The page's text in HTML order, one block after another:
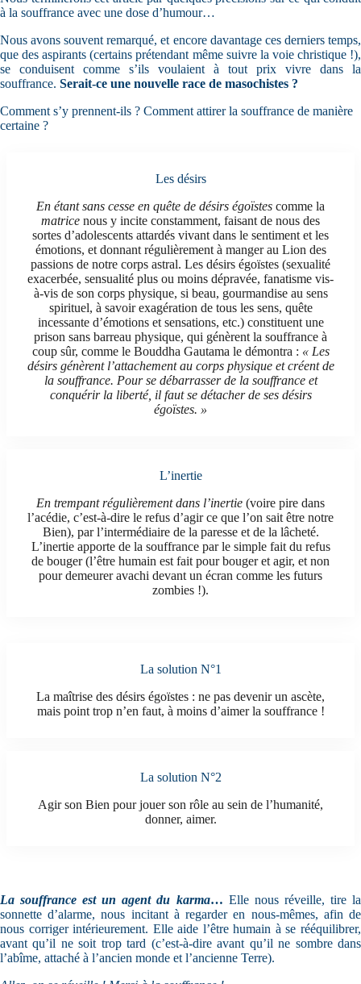
à la souffrance avec une dose d’humour…
Nous avons souvent remarqué, et encore davantage ces derniers temps,
que des aspirants (certains prétendant même suivre la voie christique !),
se conduisent comme s’ils voulaient à tout prix vivre dans la
souffrance. Serait-ce une nouvelle race de masochistes ?
Comment s’y prennent-ils ? Comment attirer la souffrance de manière
certaine ?
Les désirs
En étant sans cesse en quête de désirs égoïstes comme la
matrice nous y incite constamment, faisant de nous des
sortes d’adolescents attardés vivant dans le sentiment et les
émotions, et donnant régulièrement à manger au Lion des
passions de notre corps astral. Les désirs égoïstes (sexualité
exacerbée, sensualité plus ou moins dépravée, fanatisme vis-
à-vis de son corps physique, si beau, gourmandise au sens
spirituel, à savoir exagération de tous les sens, quête
incessante d’émotions et sensations, etc.) constituent une
prison sans barreau physique, qui génèrent la souffrance à
coup sûr, comme le Bouddha Gautama le démontra : « Les
désirs génèrent l’attachement au corps physique et créent de
la souffrance. Pour se débarrasser de la souffrance et
conquérir la liberté, il faut se détacher de ses désirs
égoïstes. »
L’inertie
En trempant régulièrement dans l’inertie (voire pire dans
l’acédie, c’est-à-dire le refus d’agir ce que l’on sait être notre
Bien), par l’intermédiaire de la paresse et de la lâcheté.
L’inertie apporte de la souffrance par le simple fait du refus
de bouger (l’être humain est fait pour bouger et agir, et non
pour demeurer avachi devant un écran comme les futurs
zombies !).
La solution N°1
La maîtrise des désirs égoïstes : ne pas devenir un ascète,
mais point trop n’en faut, à moins d’aimer la souffrance !
La solution N°2
Agir son Bien pour jouer son rôle au sein de l’humanité,
donner, aimer.
La souffrance est un agent du karma… Elle nous réveille, tire la
sonnette d’alarme, nous incitant à regarder en nous-mêmes, afin de
nous corriger intérieurement. Elle aide l’être humain à se rééquilibrer,
avant qu’il ne soit trop tard (c’est-à-dire avant qu’il ne sombre dans
l’abîme, attaché à l’ancien monde et l’ancienne Terre).